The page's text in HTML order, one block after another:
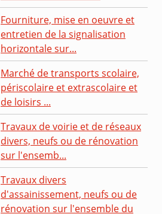
Fourniture, mise en oeuvre et
entretien de la signalisation
horizontale sur...
Marché de transports scolaire,
périscolaire et extrascolaire et
de loisirs ...
Travaux de voirie et de réseaux
divers, neufs ou de rénovation
sur l'ensemb...
Travaux divers
d'assainissement, neufs ou de
rénovation sur l'ensemble du